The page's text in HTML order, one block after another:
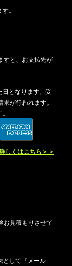
。
すと、お支払先が
となります。受
が行われます。
しくはこちら＞＞
お見積もりさせて
として『メール